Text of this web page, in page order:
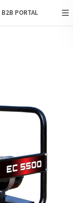
B2B PORTAL